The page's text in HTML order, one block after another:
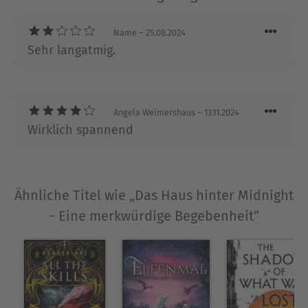
verflucht, existiere schon seit hundert Jahren
nicht mehr! Was hat es auf sich mit diesem
Anwesen? Was ist dort geschehen? Warum ist es
völlig aus dem Bewusstsein der Menschen
Izabelle Jardin, der die Grenzen zwischen Traum
und Realität, Vergangenheit und Gegenwart
Über Izabelle Jardin
Izabelle Jardin studierte Sozial- und
Politikwissenschaften in Oldenburg und
Braunschweig. Sie lebt mit ihrer Familie in einem
verschlafenen norddeutschen Dorf.
Ihre romantischen Liebesromane erobern
regelmäßig die Ebook-Bestsellerlisten.
Name – 25.08.2024
Sehr langatmig.
Angela Weimershaus – 13.11.2024
Wirklich spannend
Ähnliche Titel wie „Das Haus hinter Midnight
- Eine merkwürdige Begebenheit“